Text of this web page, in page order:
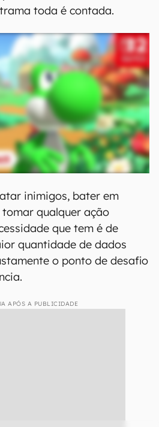
toda é contada.
inimigos, bater em
qualquer ação
que tem é de
quantidade de dados
o ponto de desafio
APÓS A PUBLICIDADE